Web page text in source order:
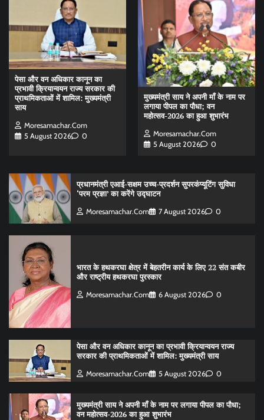
पेसा और वन अधिकार कानून का
प्रभावी क्रियान्वयन राज्य सरकार की
प्राथमिकताओं में शामिल: मुख्यमंत्री
साय
Moresamachar.com
5 August 2026
0
मुख्यमंत्री साय ने अपनी माँ के नाम पर
लगाया पीपल का पौधा; वन
महोत्सव-2026 का हुआ शुभारंभ
Moresamachar.com
5 August 2026
0
प्रधानमंत्री एआई-सक्षम उच्च-प्रदर्शन सुपरकंप्यूटिंग सुविधा
‘परम प्रज्ञा’ का करेंगे उद्घाटन
Moresamachar.com 7 August 2026 0
भारत के हथकरघा क्षेत्र में बेहतरीन कार्य के लिए 22 संत कबीर
और राष्ट्रीय हथकरघा पुरस्कार
Moresamachar.com 6 August 2026 0
पेसा और वन अधिकार कानून का प्रभावी क्रियान्वयन राज्य
सरकार की प्राथमिकताओं में शामिल: मुख्यमंत्री साय
Moresamachar.com 5 August 2026 0
मुख्यमंत्री साय ने अपनी माँ के नाम पर लगाया पीपल का पौधा;
वन महोत्सव-2026 का हुआ शुभारंभ